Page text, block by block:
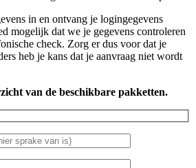
in en ontvang je logingegevens
mogelijk dat we je gegevens controleren
check. Zorg er dus voor dat je
heb je kans dat je aanvraag niet wordt
van de beschikbare pakketten.